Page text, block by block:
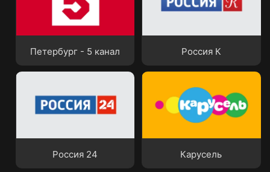
Петербург - 5 канал
Петербург - 5 канал Россия К
Россия 24 Карусель